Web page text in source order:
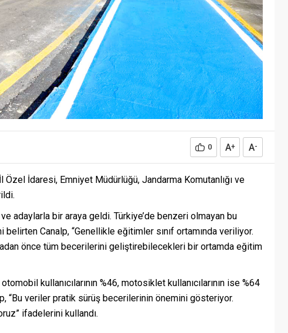
0 A+ A-
İdaresi, Emniyet Müdürlüğü, Jandarma Komutanlığı ve
adaylarla bir araya geldi. Türkiye’de benzeri olmayan bu
Canalp, “Genellikle eğitimler sınıf ortamında veriliyor.
önce tüm becerilerini geliştirebilecekleri bir ortamda eğitim
kullanıcılarının %46, motosiklet kullanıcılarının ise %64
“Bu veriler pratik sürüş becerilerinin önemini gösteriyor.
ifadelerini kullandı.